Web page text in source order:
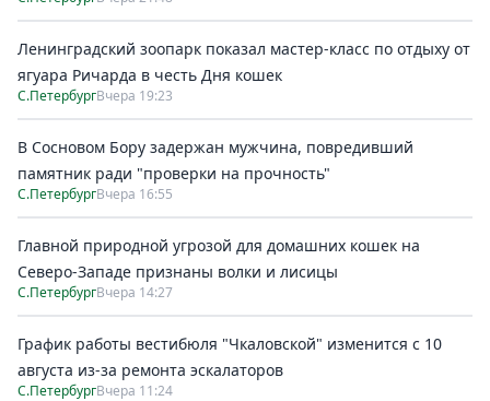
Ленинградский зоопарк показал мастер-класс по отдыху от
ягуара Ричарда в честь Дня кошек
С.ПетербургВчера 19:23
В Сосновом Бору задержан мужчина, повредивший
памятник ради "проверки на прочность"
С.ПетербургВчера 16:55
Главной природной угрозой для домашних кошек на
Северо-Западе признаны волки и лисицы
С.ПетербургВчера 14:27
График работы вестибюля "Чкаловской" изменится с 10
августа из-за ремонта эскалаторов
С.ПетербургВчера 11:24